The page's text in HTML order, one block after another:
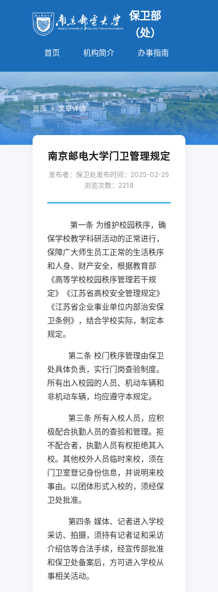
保卫部
（处）
首页 机构简介 办事指南
首页 > 文章详情
南京邮电大学门卫管理规定
发布者：保卫处发布时间：2025-02-25
浏览次数： 2218
第一条 为维护校园秩序，确
保学校教学科研活动的正常进行，
保障广大师生员工正常的生活秩序
和人身、财产安全，根据教育部
《高等学校校园秩序管理若干规
定》《江苏省高校安全管理规定》
《江苏省企业事业单位内部治安保
卫条例》，结合学校实际，制定本
规定。
第二条 校门秩序管理由保卫
处具体负责，实行门岗查验制度。
所有出入校园的人员、机动车辆和
非机动车辆，均应遵守本规定。
第三条 所有入校人员，应积
极配合执勤人员的查验和管理。拒
不配合者，执勤人员有权拒绝其入
校。其他校外人员临时来校，须在
门卫室登记身份信息，并说明来校
事由。以团体形式入校的，须经保
卫处批准。
第四条 媒体、记者进入学校
采访、拍摄，须持有记者证和采访
介绍信等合法手续，经宣传部批准
和保卫处备案后，方可进入学校从
事相关活动。